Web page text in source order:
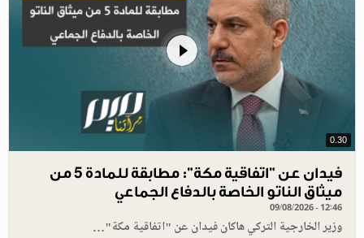
0.30
فيدان عن "اتفاقية مكة": مطابقة للمادة 5 من
ميثاق الناتو الخاصة بالدفاع الجماعي
09/08/2026 - 12:46
وزير الخارجية التركي هاكان فيدان عن "اتفاقية مكة"…